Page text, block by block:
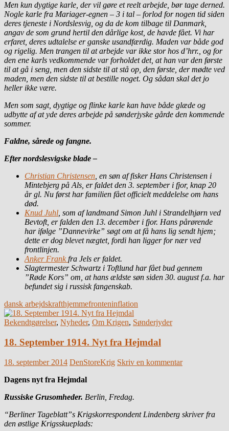
Men kun dygtige karle, der vil gøre et reelt arbejde, bør tage derned.
Nogle karle fra Mariager-egnen – 3 i tal – forlod for nogen tid siden
deres tjeneste i Nordslesvig, og da de kom tilbage til Danmark,
angav de som grund hertil den dårlige kost, de havde fået. Vi har
erfaret, deres udtalelse er ganske usandfærdig. Maden var både god
og rigelig. Men trangen til at arbejde var ikke stor hos d’hrr., og for
den ene karls vedkommende var forholdet det, at han var den første
til at gå i seng, men den sidste til at stå op, den første, der mødte ved
maden, men den sidste til at bestille noget. Og sådan skal det jo
heller ikke være.
Men som sagt, dygtige og flinke karle kan have både glæde og
udbytte af at yde deres arbejde på sønderjyske gårde den kommende
sommer.
Faldne, sårede og fangne.
Efter nordslesvigske blade –
Christian Christensen , en søn af fisker Hans Christensen i
Mintebjerg på Als, er faldet den 3. september i fjor, knap 20
år gl. Nu først har familien fået officielt meddelelse om hans
død.
Knud Juhl , som af landmand Simon Juhl i Strandelhjørn ved
Bevtoft, er falden den 13. december i fjor. Hans pårørende
har ifølge ”Dannevirke” søgt om at få hans lig sendt hjem;
dette er dog blevet nægtet, fordi han ligger for nær ved
frontlinjen.
Anker Frankfra Jels er faldet.
Slagtermester Schwartz i Toftlund har fået bud gennem
”Røde Kors” om, at hans ældste søn siden 30. august f.a. har
befundet sig i russisk fangenskab.
dansk arbejdskrafthjemmefronteninflation
Bekendtgørelser, Nyheder, Om Krigen, Sønderjyder
18. September 1914. Nyt fra Hejmdal
18. september 2014 DenStoreKrig Skriv en kommentar
Dagens nyt fra Hejmdal
Russiske Grusomheder. Berlin, Fredag.
“Berliner Tageblatt”s Krigskorrespondent Lindenberg skriver fra
den østlige Krigsskueplads: